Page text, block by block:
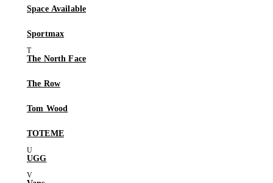
Space Available
Sportmax
The North Face
The Row
Tom Wood
TOTEME
UGG